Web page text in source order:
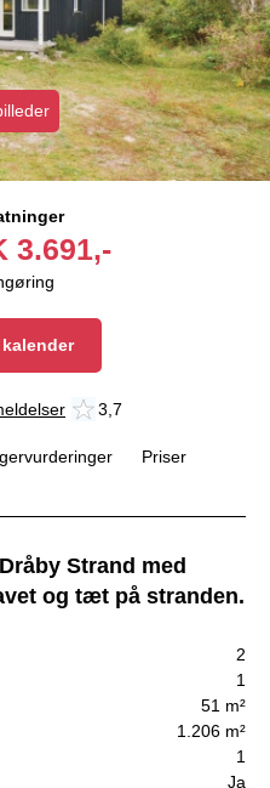
3.691,-
3,7
Priser
Strand med
og tæt på stranden.
2
1
51 m²
1.206 m²
1
Ja